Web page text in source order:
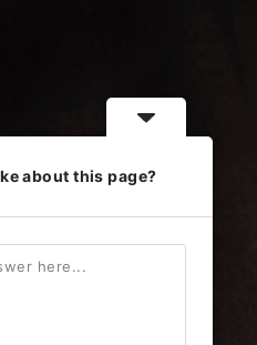
about this page?